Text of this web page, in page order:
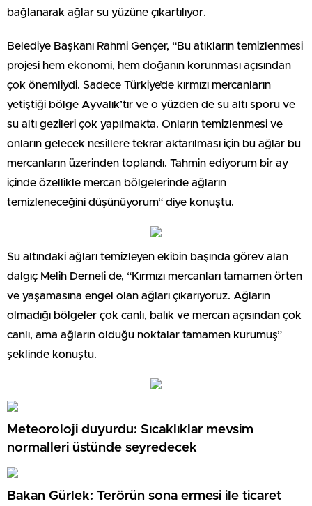
bağlanarak ağlar su yüzüne çıkartılıyor.
Belediye Başkanı Rahmi Gençer, “Bu atıkların temizlenmesi
projesi hem ekonomi, hem doğanın korunması açısından
çok önemliydi. Sadece Türkiye’de kırmızı mercanların
yetiştiği bölge Ayvalık’tır ve o yüzden de su altı sporu ve
su altı gezileri çok yapılmakta. Onların temizlenmesi ve
onların gelecek nesillere tekrar aktarılması için bu ağlar bu
mercanların üzerinden toplandı. Tahmin ediyorum bir ay
içinde özellikle mercan bölgelerinde ağların
temizleneceğini düşünüyorum“ diye konuştu.
Su altındaki ağları temizleyen ekibin başında görev alan
dalgıç Melih Derneli de, “Kırmızı mercanları tamamen örten
ve yaşamasına engel olan ağları çıkarıyoruz. Ağların
olmadığı bölgeler çok canlı, balık ve mercan açısından çok
canlı, ama ağların olduğu noktalar tamamen kurumuş”
şeklinde konuştu.
Meteoroloji duyurdu: Sıcaklıklar mevsim
normalleri üstünde seyredecek
Bakan Gürlek: Terörün sona ermesi ile ticaret